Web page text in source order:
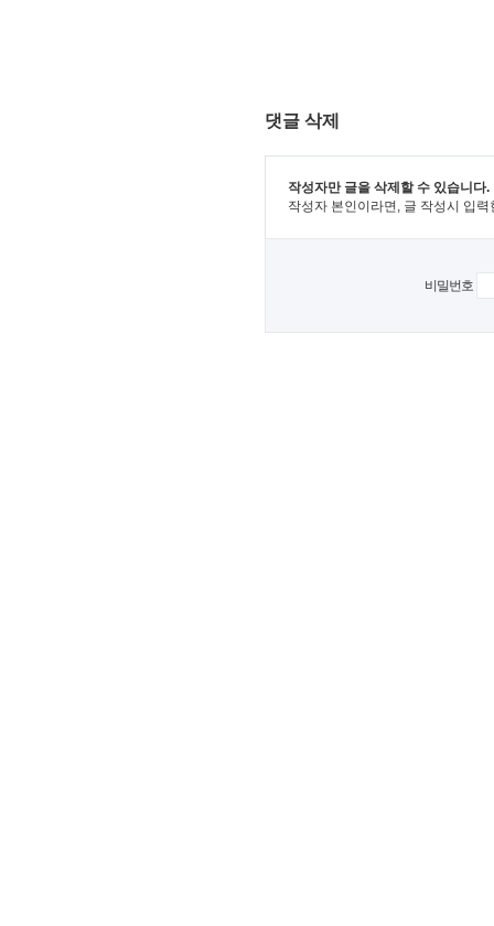
댓글 삭제
작성자만 글을 삭제할 수 있습니다.
작성자 본인이라면, 글 작성시 입
비밀번호